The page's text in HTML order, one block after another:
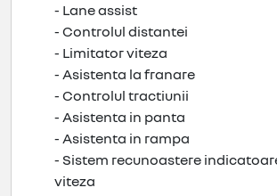
- Lane assist
- Controlul distantei
- Limitator viteza
- Asistenta la franare
- Controlul tractiunii
- Asistenta in panta
- Asistenta in rampa
- Sistem recunoastere
viteza